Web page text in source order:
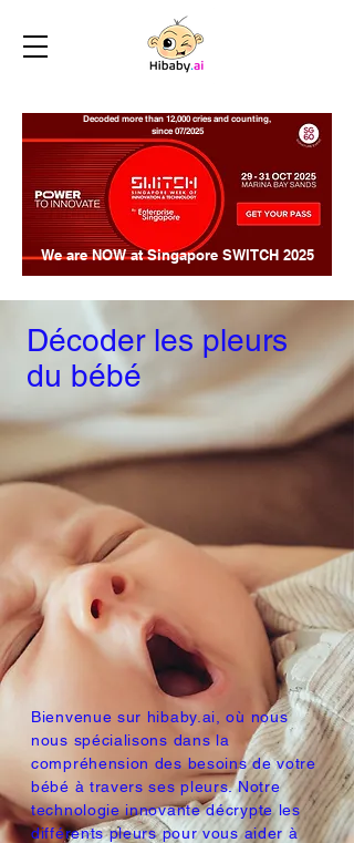
Decoded more than 12,000 cries and counting,
since 07/2025
We are NOW at Singapore SWITCH 2025
Décoder les pleurs
du bébé
Bienvenue sur hibaby.ai, où nous
nous spécialisons dans la
compréhension des besoins de votre
bébé à travers ses pleurs. Notre
technologie innovante décrypte les
différents pleurs pour vous aider à